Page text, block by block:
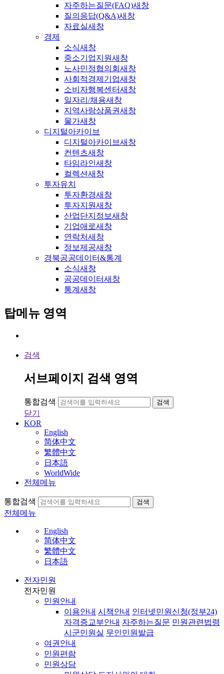
자주하는질문(FAQ)새창
질의응답(Q&A)새창
자료실새창
경제
소식새창
중소기업지원새창
노사민정협의회 새창
사회적경제기업새창
소비자행복센터새창
일자리/채용새창
지역사랑상품권새창
물가새창
디지털아카이브
디지털아카이브새창
컨텐츠새창
타임라인새창
컬렉션새창
투자유치
투자환경새창
투자지원새창
산업단지정보새창
기업애로새창
연락처새창
정보제공새창
경북공공데이터&통계
소식새창
공공데이터새창
통계 새창
탑메뉴 영역
검색
서브페이지 검색 영역
통합검색 검색
닫기
KOR
English
简体中文
繁體中文
日本語
WorldWide
전체메뉴
통합검색 검색
전체메뉴
English
简体中文
繁體中文
日本語
전자민원
전자민원
민원안내
이용안내 시책안내 인터넷민원신청(정부24)
자격증교부안내 자주하는질문 민원관련법령
시군민원실 무인민원발급
여권안내
민원편람
민원상담